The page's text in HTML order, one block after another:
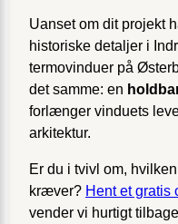
Uanset om dit projekt
historiske detaljer i
termovinduer på
det samme: en
forlænger vinduets
arkitektur.
Er du i tvivl om,
kræver? Hent et gratis
vender vi hurtigt